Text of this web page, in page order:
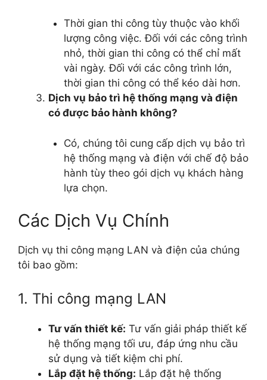
Thời gian thi công tùy thuộc vào khối
lượng công việc. Đối với các công trình
nhỏ, thời gian thi công có thể chỉ mất
vài ngày. Đối với các công trình lớn,
thời gian thi công có thể kéo dài hơn.
Dịch vụ bảo trì hệ thống mạng và điện
có được bảo hành không?
Có, chúng tôi cung cấp dịch vụ bảo trì
hệ thống mạng và điện với chế độ bảo
hành tùy theo gói dịch vụ khách hàng
lựa chọn.
Các Dịch Vụ Chính
Dịch vụ thi công mạng LAN và điện của chúng
tôi bao gồm:
1. Thi công mạng LAN
Tư vấn thiết kế: Tư vấn giải pháp thiết kế
hệ thống mạng tối ưu, đáp ứng nhu cầu
sử dụng và tiết kiệm chi phí.
Lắp đặt hệ thống: Lắp đặt hệ thống